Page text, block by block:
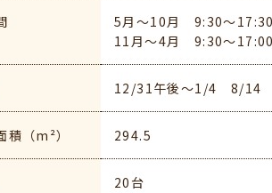
5月～10月 9:30～17:30
11月～4月 9:30～17:00
12/31午後～1/4 8/14
積（m²） 294.5
20台